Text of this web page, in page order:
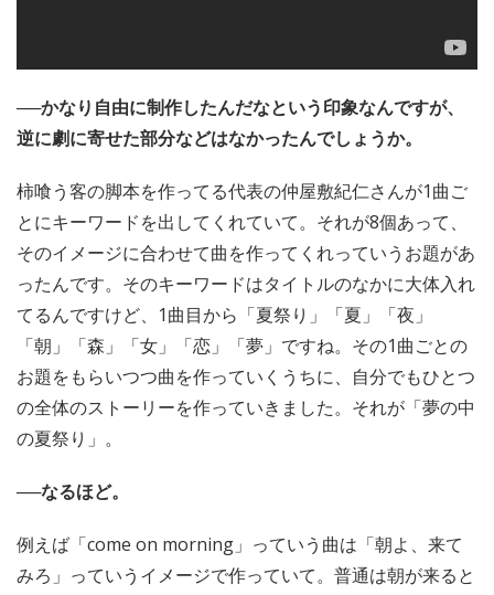
──かなり自由に制作したんだなという印象なんですが、
逆に劇に寄せた部分などはなかったんでしょうか。
柿喰う客の脚本を作ってる代表の仲屋敷紀仁さんが1曲ご
とにキーワードを出してくれていて。それが8個あって、
そのイメージに合わせて曲を作ってくれっていうお題があ
ったんです。そのキーワードはタイトルのなかに大体入れ
てるんですけど、1曲目から「夏祭り」「夏」「夜」
「朝」「森」「女」「恋」「夢」ですね。その1曲ごとの
お題をもらいつつ曲を作っていくうちに、自分でもひとつ
の全体のストーリーを作っていきました。それが「夢の中
の夏祭り」。
──なるほど。
例えば「come on morning」っていう曲は「朝よ、来て
みろ」っていうイメージで作っていて。普通は朝が来ると